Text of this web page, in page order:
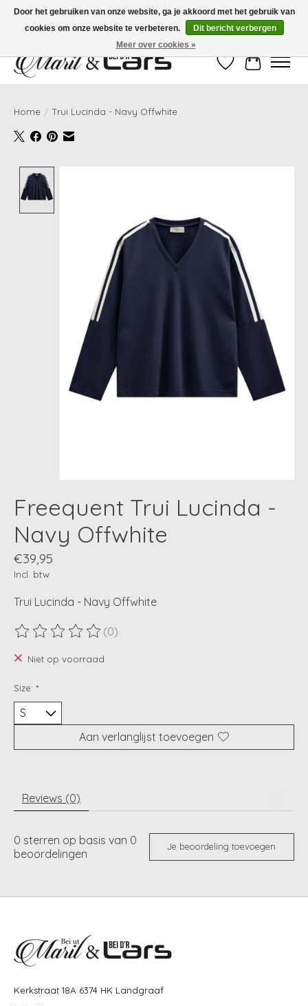
Gratis verzending vanaf €99,- | Voor 16:00 uur besteld, vandaag verzonden!
Verlanglijst
Home / Trui Lucinda - Navy Offwhite
Freequent Trui Lucinda -
Navy Offwhite
€39,95
Incl. btw
Trui Lucinda - Navy Offwhite
De beoordeling van dit product is
(0)
Niet op voorraad
Size: *
Aan verlanglijst toevoegen
Reviews (0)
0 sterren op basis van 0
beoordelingen
Je beoordeling toevoegen
Kerkstraat 18A 6374 HK Landgraaf
Door het gebruiken van onze website, ga je akkoord met het gebruik van
cookies om onze website te verbeteren.
Dit bericht verbergen
Meer over cookies »